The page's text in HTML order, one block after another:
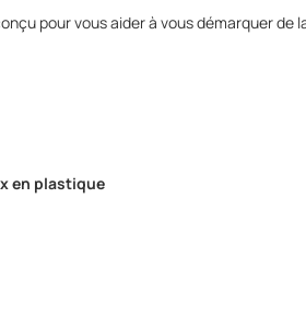
pour vous aider à vous démarquer
en plastique